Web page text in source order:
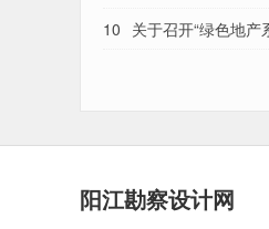
的通知
会
10 关于召开“绿色地产
阳江勘察设计网